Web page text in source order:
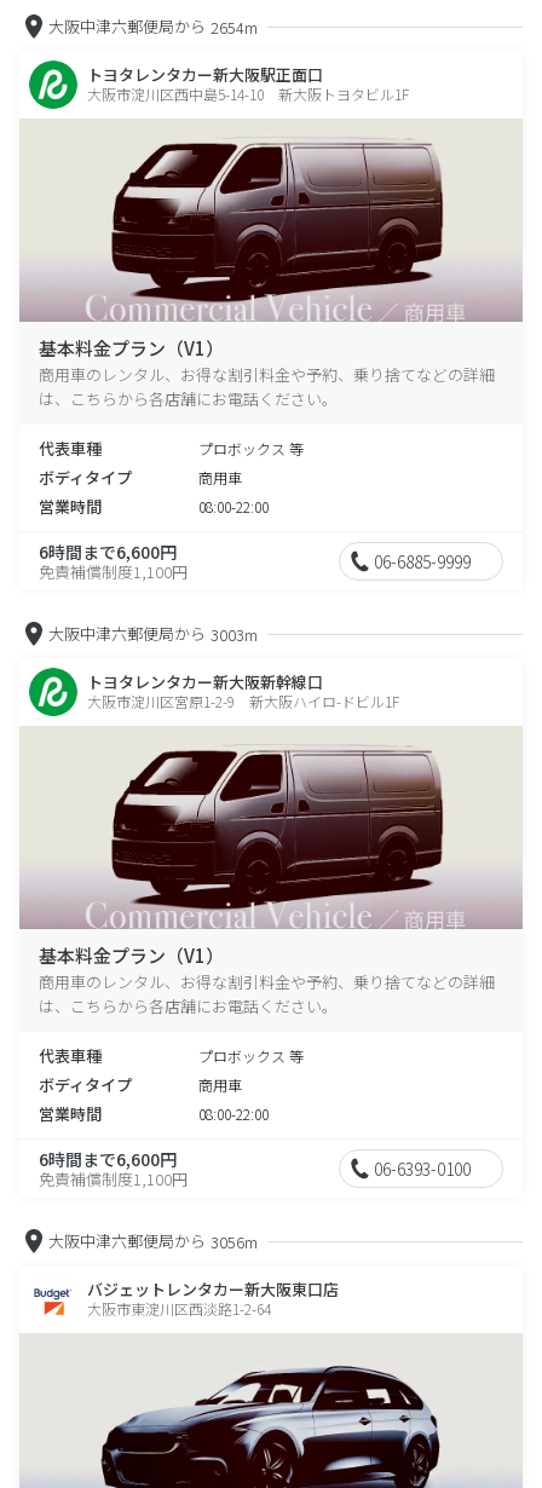
大阪中津六郵便局から 2654m
トヨタレンタカー新大阪駅正面口
大阪市淀川区西中島5-14-10 新大阪トヨタビル1F
基本料金プラン（V1）
商用車のレンタル、お得な割引料金や予約、乗り捨てなどの詳細
は、こちらから各店舗にお電話ください。
代表車種 プロボックス 等
ボディタイプ 商用車
営業時間 08:00-22:00
6時間まで6,600円
免責補償制度1,100円 06-6885-9999
大阪中津六郵便局から 3003m
トヨタレンタカー新大阪新幹線口
大阪市淀川区宮原1-2-9 新大阪ハイロ-ドビル1F
基本料金プラン（V1）
商用車のレンタル、お得な割引料金や予約、乗り捨てなどの詳細
は、こちらから各店舗にお電話ください。
代表車種 プロボックス 等
ボディタイプ 商用車
営業時間 08:00-22:00
6時間まで6,600円
免責補償制度1,100円 06-6393-0100
大阪中津六郵便局から 3056m
バジェットレンタカー新大阪東口店
大阪市東淀川区西淡路1-2-64